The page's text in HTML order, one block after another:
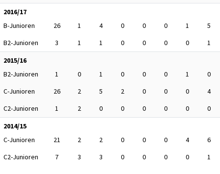
2016/17
B-Junioren
26 1 4 0 0 0 1
5
B2-Junioren
3 1 1 0 0 0 0
1
2015/16
B2-Junioren
1 0 1 0 0 0 1
0
C-Junioren
26 2 5 2 0 0 0
4
C2-Junioren
1 2 0 0 0 0 0
0
2014/15
C-Junioren
21 2 2 0 0 0 4
6
C2-Junioren
7 3 3 0 0 0 0 1